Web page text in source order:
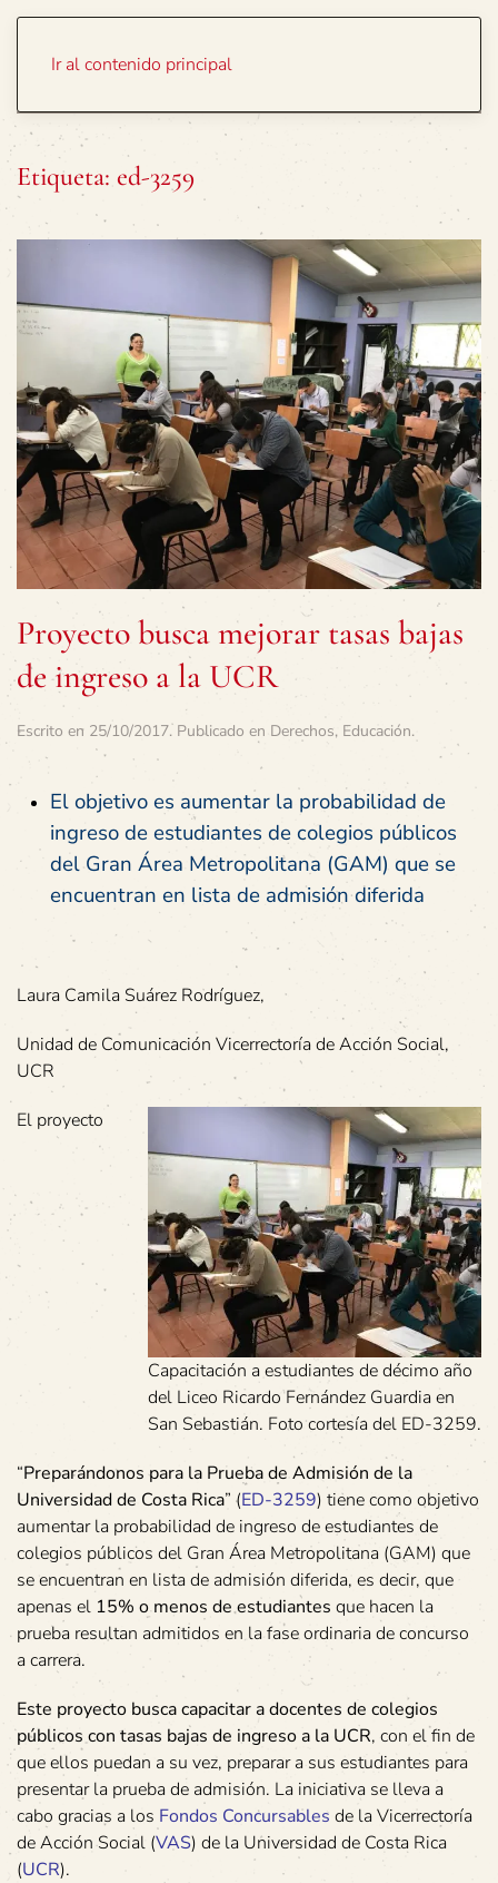
Ir al contenido principal
Etiqueta: ed-3259
Proyecto busca mejorar tasas bajas
de ingreso a la UCR
Escrito en 25/10/2017. Publicado en Derechos, Educación.
El objetivo es aumentar la probabilidad de
ingreso de estudiantes de colegios públicos
del Gran Área Metropolitana (GAM) que se
encuentran en lista de admisión diferida
Laura Camila Suárez Rodríguez,
Unidad de Comunicación Vicerrectoría de Acción Social,
UCR
Capacitación a estudiantes de décimo año
del Liceo Ricardo Fernández Guardia en
San Sebastián. Foto cortesía del ED-3259.
El proyecto
“Preparándonos para la Prueba de Admisión de la
Universidad de Costa Rica” (ED-3259) tiene como objetivo
aumentar la probabilidad de ingreso de estudiantes de
colegios públicos del Gran Área Metropolitana (GAM) que
se encuentran en lista de admisión diferida, es decir, que
apenas el 15% o menos de estudiantes que hacen la
prueba resultan admitidos en la fase ordinaria de concurso
a carrera.
Este proyecto busca capacitar a docentes de colegios
públicos con tasas bajas de ingreso a la UCR, con el fin de
que ellos puedan a su vez, preparar a sus estudiantes para
presentar la prueba de admisión. La iniciativa se lleva a
cabo gracias a los Fondos Concursables de la Vicerrectoría
de Acción Social (VAS) de la Universidad de Costa Rica
(UCR).